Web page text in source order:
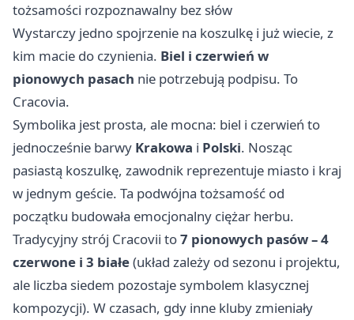
tożsamości rozpoznawalny bez słów
Wystarczy jedno spojrzenie na koszulkę i już wiecie, z
kim macie do czynienia. Biel i czerwień w
pionowych pasach nie potrzebują podpisu. To
Cracovia.
Symbolika jest prosta, ale mocna: biel i czerwień to
jednocześnie barwy Krakowa i Polski. Nosząc
pasiastą koszulkę, zawodnik reprezentuje miasto i kraj
w jednym geście. Ta podwójna tożsamość od
początku budowała emocjonalny ciężar herbu.
Tradycyjny strój Cracovii to7 pionowych pasów – 4
czerwone i 3 białe(układ zależy od sezonu i projektu,
ale liczba siedem pozostaje symbolem klasycznej
kompozycji). W czasach, gdy inne kluby zmieniały